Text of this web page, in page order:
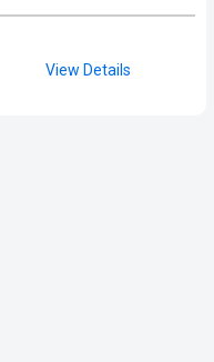
View Details